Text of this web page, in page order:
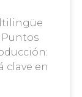
Puntos
clave en